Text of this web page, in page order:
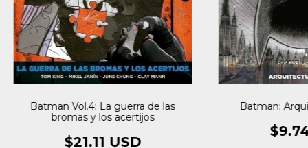
Batman Vol.4: La guerra de las
bromas y los acertijos
$21.11 USD
Batman: